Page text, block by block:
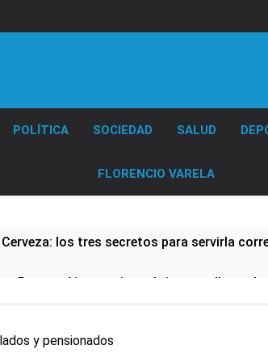
POLÍTICA SOCIEDAD SALUD
FLORENCIO VARELA
los tres secretos para servirla
Buenos Aires: mejora el tiempo y llegan
y pensionados